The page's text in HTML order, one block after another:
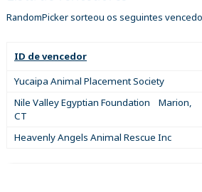
RandomPicker sorteou os seguintes
ID de vencedor
Yucaipa Animal Placement Society
Nile Valley Egyptian Foundation Marion,
CT
Heavenly Angels Animal Rescue Inc